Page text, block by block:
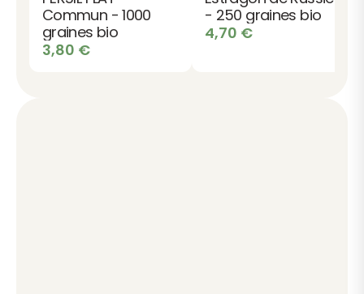
Commun - 1000
graines bio
3,80 €
- 250 graines bio
4,70 €